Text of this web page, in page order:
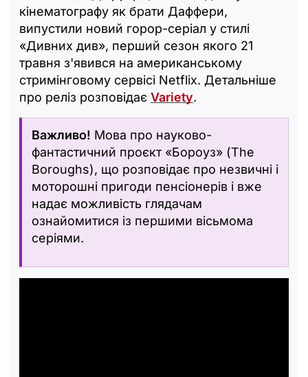
кінематографу як брати Даффери,
випустили новий горор-серіал у стилі
«Дивних див», перший сезон якого 21
травня з'явився на американському
стримінговому сервісі Netflix. Детальніше
про реліз розповідає Variety.
Важливо! Мова про науково-
фантастичний проєкт «Бороуз» (The
Boroughs), що розповідає про незвичні і
моторошні пригоди пенсіонерів і вже
надає можливість глядачам
ознайомитися із першими вісьмома
серіями.